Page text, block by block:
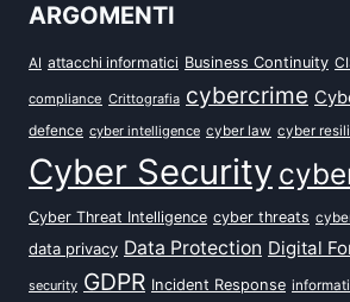
ARGOMENTI
AI attacchi informatici Business Continuity
compliance Crittografia cybercrime
defence cyber intelligence cyber law cyber
Cyber Security
Cyber Threat Intelligence cyber threats
data privacy Data Protection Digital
security GDPR Incident Response